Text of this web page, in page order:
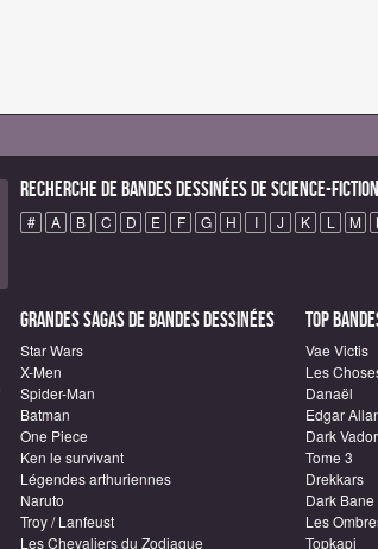
Recherche de Bandes Dessinées de science-
# A B C D E F G H I J K L M
Grandes sagas de Bandes Dessinées
Star Wars
X-Men
Spider-Man
Batman
One Piece
Ken le survivant
Légendes arthuriennes
Naruto
Troy / Lanfeust
Les Chevaliers du Zodiaque
Top
Vae Victis
Les
Danaël
Edgar
Dark
Tome 3
Drekkars
Dark Bane
Les
Topkapi